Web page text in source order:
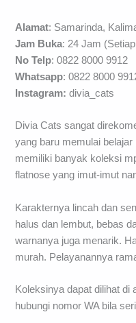
Alamat: Samarinda,
Jam Buka: 24 Jam
No Telp: 0822 8000 9912
Whatsapp: 0822 8000
Instagram:divia_cats
Divia Cats sangat
yang baru memulai
memiliki banyak koleksi
flatnose yang imut-imut
Karakternya lincah dan
halus dan lembut, bebas
warnanya juga menarik.
murah. Pelayanannya
Koleksinya dapat dilihat di
hubungi nomor WA bila